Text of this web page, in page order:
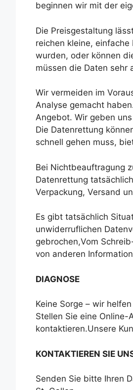
beginnen wir mit der
Die Preisgestaltung
reichen kleine,
wurden, oder können
müssen die Daten sehr
Wir vermeiden im
Analyse gemacht
Angebot. Wir geben
Die Datenrettung
schnell gehen muss,
Bei Nichtbeauftragung
Datenrettung
Verpackung, Versand
Es gibt tatsächlich
unwiderruflichen
gebrochen,Vom
von anderen
DIAGNOSE
Keine Sorge – wir
Stellen Sie eine Online-
kontaktieren.Unsere
KONTAKTIEREN SIE
Senden Sie bitte Ihren